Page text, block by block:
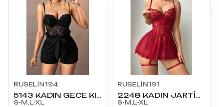
RUSELİN194
5143 KADIN GECE KIYAFETİ
S-M,L-XL
RUSELİN191
2248 KADIN JARTİYER FANTAZİ KOSTÜM
S-M,L-XL